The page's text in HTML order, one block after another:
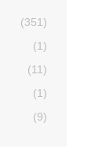
(351)
(1)
(11)
(1)
(9)